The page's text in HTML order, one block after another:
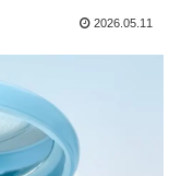
2026.05.11